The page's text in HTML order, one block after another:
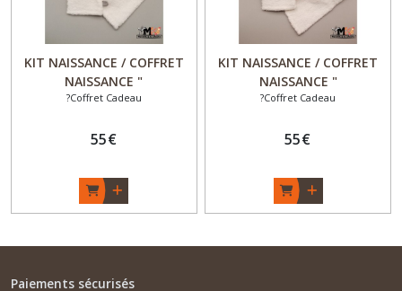
KIT NAISSANCE / COFFRET
NAISSANCE "
MONSTR'O'BAIN" - Cape de
gant, gant enfant -
BIOLOGIQUE ou Bambou
Oeko-Tex- Cadeau
naissance Original - Garçon
- Fait Main - Made in Fra
?Coffret Cadeau
55€
KIT NAISSANCE / COFFRET
NAISSANCE "
MONSTR'O'BAIN" - Cape de
gant, gant enfant -
BIOLOGIQUE ou Bambou
Oeko-Tex - Cadeau
naissance original - Fille - "
Made in France
?Coffret Cadeau
55€
Paiements sécurisés